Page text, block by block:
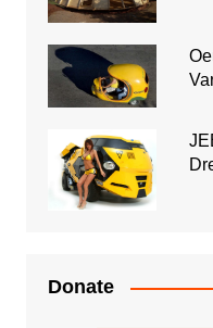
Donate